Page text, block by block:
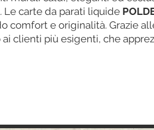
Le carte da parati liquide
comfort e originalità. Grazie
clienti più esigenti, che